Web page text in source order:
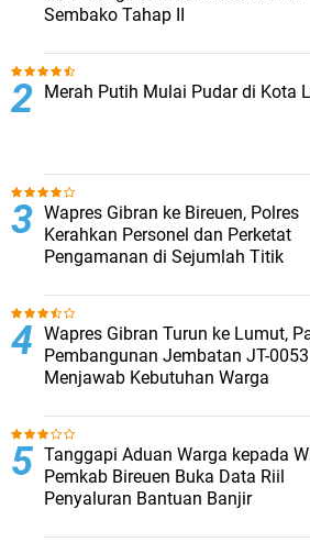
Sembako Tahap II
Merah Putih Mulai Pudar di Kota
Wapres Gibran ke Bireuen, Polres
Kerahkan Personel dan Perketat
Pengamanan di Sejumlah Titik
Wapres Gibran Turun ke Lumut,
Pembangunan Jembatan JT-0053
Menjawab Kebutuhan Warga
Tanggapi Aduan Warga kepada
Pemkab Bireuen Buka Data Riil
Penyaluran Bantuan Banjir